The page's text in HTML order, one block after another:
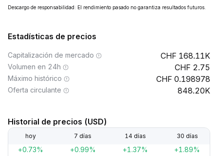
Descargo de responsabilidad: El rendimiento pasado no garantiza resultados futuros.
Estadísticas de precios
Capitalización de mercado 168.11K
Volumen en 24h 2.75
Máximo histórico 0.198978
Oferta circulante 848.20K
Historial de precios (USD)
hoy 7 días 14 días 30 días
+0.73% +0.99% +1.37% +1.89%